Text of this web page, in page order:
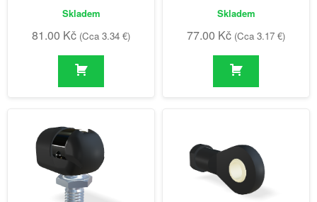
Skladem
81.00 Kč (Cca 3.34 €)
Skladem
77.00 Kč (Cca 3.17 €)